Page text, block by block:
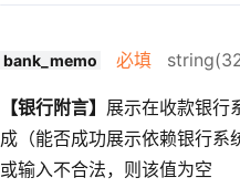
bank_memo 必填
【银行附言】 展示在收款银行
成（能否成功展示依赖银行系
或输入不合法，则该值为空